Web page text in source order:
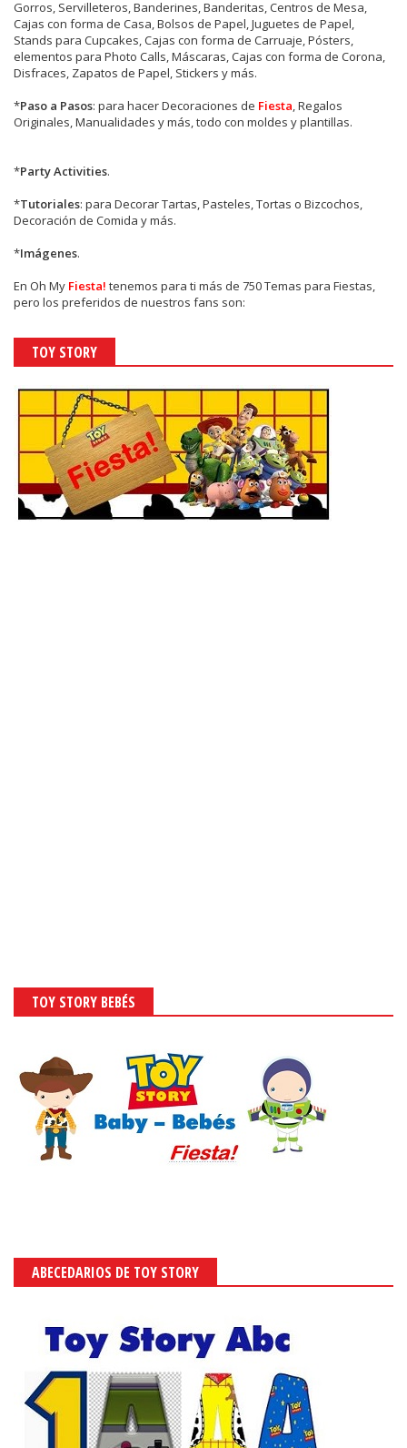
Gorros, Servilleteros, Banderines, Banderitas, Centros de Mesa,
Cajas con forma de Casa, Bolsos de Papel, Juguetes de Papel,
Stands para Cupcakes, Cajas con forma de Carruaje, Pósters,
elementos para Photo Calls, Máscaras, Cajas con forma de Corona,
Disfraces, Zapatos de Papel, Stickers y más.
*Paso a Pasos: para hacer Decoraciones de Fiesta, Regalos
Originales, Manualidades y más, todo con moldes y plantillas.
*Party Activities.
*Tutoriales: para Decorar Tartas, Pasteles, Tortas o Bizcochos,
Decoración de Comida y más.
*Imágenes.
En Oh My Fiesta! tenemos para ti más de 750 Temas para Fiestas,
pero los preferidos de nuestros fans son:
TOY STORY
TOY STORY BEBÉS
ABECEDARIOS DE TOY STORY